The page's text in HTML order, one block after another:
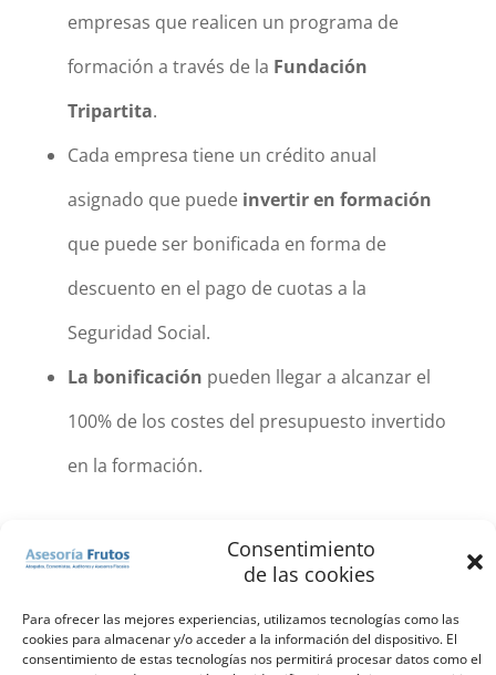
Consentimiento
de las cookies
Para ofrecer las mejores experiencias, utilizamos tecnologías como las
cookies para almacenar y/o acceder a la información del dispositivo. El
consentimiento de estas tecnologías nos permitirá procesar datos como el
empresas que realicen un programa de
formación a través de la Fundación
Tripartita.
Cada empresa tiene un crédito anual
asignado que puede invertir en formación
que puede ser bonificada en forma de
descuento en el pago de cuotas a la
Seguridad Social.
La bonificación pueden llegar a alcanzar el
100% de los costes del presupuesto invertido
en la formación.